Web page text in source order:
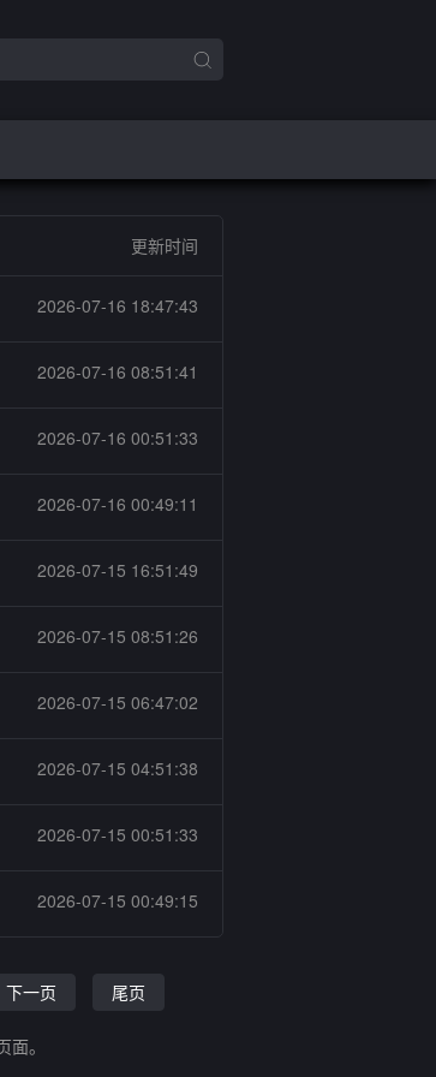
更新时间
2026-07-16 18:47:43
2026-07-16 08:51:41
2026-07-16 00:51:33
2026-07-16 00:49:11
2026-07-15 16:51:49
2026-07-15 08:51:26
2026-07-15 06:47:02
2026-07-15 04:51:38
2026-07-15 00:51:33
2026-07-15 00:49:15
下一页 尾页
。